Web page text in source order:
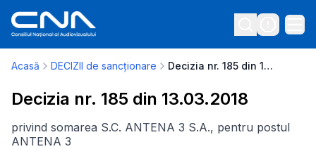
Acasă DECIZII de sancționare Decizia nr. 185 din 13.03.2018
Decizia nr. 185 din 13.03.2018
privind somarea S.C. ANTENA 3 S.A., pentru postul
ANTENA 3